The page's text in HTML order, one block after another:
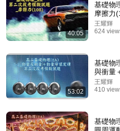
Most Dangerous Clause
...
文昭談古論今 -Wen Zhao
40:05
基礎物
摩擦力
王耀輝
624
53:02
基礎物
與衝量
王耀輝
410
基礎物